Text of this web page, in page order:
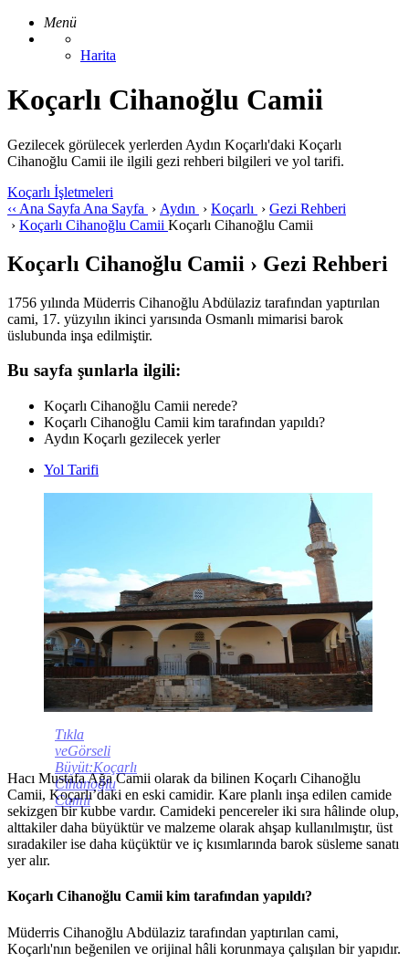
Menü
Harita
Koçarlı Cihanoğlu Camii
Gezilecek görülecek yerlerden Aydın Koçarlı'daki Koçarlı
Cihanoğlu Camii ile ilgili gezi rehberi bilgileri ve yol tarifi.
Koçarlı İşletmeleri
‹‹ Ana Sayfa Ana Sayfa › Aydın › Koçarlı › Gezi Rehberi
› Koçarlı Cihanoğlu Camii Koçarlı Cihanoğlu Camii
Koçarlı Cihanoğlu Camii › Gezi Rehberi
1756 yılında Müderris Cihanoğlu Abdülaziz tarafından yaptırılan
cami, 17. yüzyılın ikinci yarısında Osmanlı mimarisi barok
üslubunda inşa edilmiştir.
Bu sayfa şunlarla ilgili:
Koçarlı Cihanoğlu Camii nerede?
Koçarlı Cihanoğlu Camii kim tarafından yapıldı?
Aydın Koçarlı gezilecek yerler
Yol Tarifi
Tıkla
veGörseli
Büyüt:Koçarlı
Cihanoğlu
Camii
Hacı Mustafa Ağa Camii olarak da bilinen Koçarlı Cihanoğlu
Camii, Koçarlı’daki en eski camidir. Kare planlı inşa edilen camide
sekizgen bir kubbe vardır. Camideki pencereler iki sıra hâlinde olup,
alttakiler daha büyüktür ve malzeme olarak ahşap kullanılmıştır, üst
sıradakiler ise daha küçüktür ve iç kısımlarında barok süsleme sanatı
yer alır.
Koçarlı Cihanoğlu Camii kim tarafından yapıldı?
Müderris Cihanoğlu Abdülaziz tarafından yaptırılan cami,
Koçarlı'nın beğenilen ve orijinal hâli korunmaya çalışılan bir yapıdır.